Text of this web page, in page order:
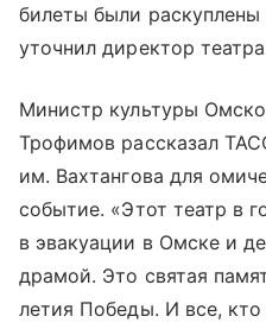
билеты были
уточнил директор
Министр культуры
Трофимов рассказал
им. Вахтангова для
событие. «Этот театр в
в эвакуации в Омске и
драмой. Это святая
летия Победы. И все,